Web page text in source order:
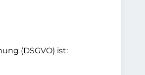
(DSGVO) ist: